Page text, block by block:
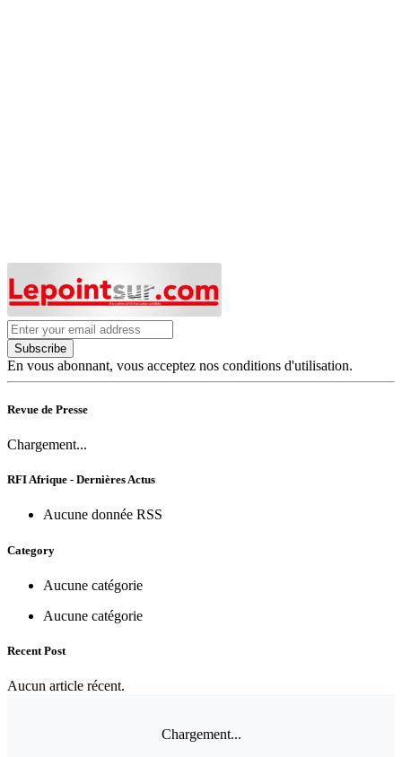
Subscribe
En vous abonnant, vous acceptez nos conditions d'utilisation.
Revue de Presse
Chargement...
RFI Afrique - Dernières Actus
Aucune donnée RSS
Category
Aucune catégorie
Aucune catégorie
Recent Post
Aucun article récent.
Chargement...